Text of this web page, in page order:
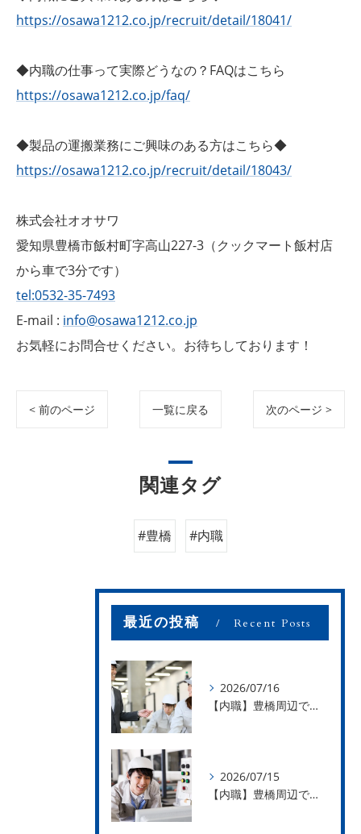
https://osawa1212.co.jp/recruit/detail/18041/
◆内職の仕事って実際どうなの？FAQはこちら
https://osawa1212.co.jp/faq/
◆製品の運搬業務にご興味のある方はこちら◆
https://osawa1212.co.jp/recruit/detail/18043/
株式会社オオサワ
愛知県豊橋市飯村町字高山227-3（クックマート飯村店
から車で3分です）
tel:0532-35-7493
E-mail : info@osawa1212.co.jp
お気軽にお問合せください。お待ちしております！
< 前のページ 一覧に戻る 次のページ >
関連タグ
#豊橋 #内職
最近の投稿 Recent Posts
2026/07/16
【内職】豊橋周辺で内職のお仕事を探している方募集中！【お仕事の内容】
2026/07/15
【内職】豊橋周辺で内職のお仕事を探している方募集中！【急な学級閉鎖も安心】